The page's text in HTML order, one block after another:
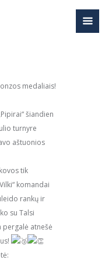
medaliais!
šiandien
turnyre
aštuonios
tik
komandai
rankų ir
su Talsi
pergalė atnešė